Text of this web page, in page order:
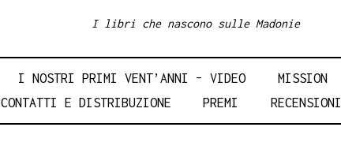
I libri che nascono sulle Madonie
I NOSTRI PRIMI VENT’ANNI – VIDEO MISSION
CONTATTI E DISTRIBUZIONE
PREMI RECENSIONI